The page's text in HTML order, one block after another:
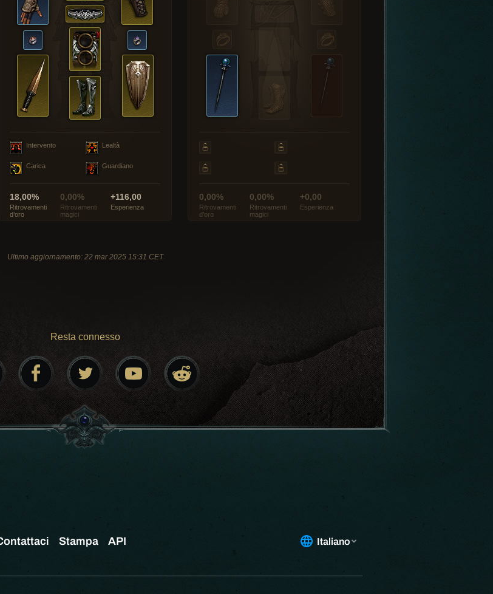
Intervento Lealtà
Carica Guardiano
18,00%
Ritrovamenti
d’oro
0,00%
Ritrovamenti
magici
+116,00
Esperienza
0,00%
Ritrovamenti
d’oro
0,00%
Ritrovamenti
magici
+0,00
Esperienza
Ultimo aggiornamento: 22 mar 2025 15:31 CET
Resta connesso